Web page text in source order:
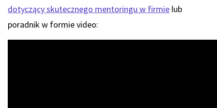
dotyczący skutecznego mentoringu w firmie lub
poradnik w formie video: